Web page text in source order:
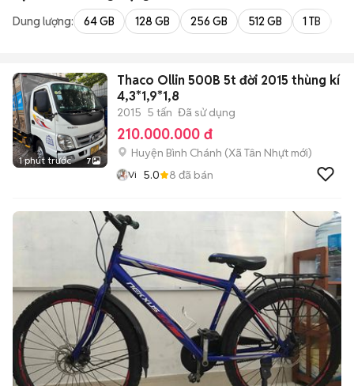
Dung lượng: 64 GB 128 GB 256 GB 512 GB 1 TB
1 phút trước 7
Thaco Ollin 500B 5t đời 2015 thùng kí
4,3*1,9*1,8
2015 5 tấn Đã sử dụng
210.000.000 đ
Huyện Bình Chánh (Xã Tân Nhựt mới)
Vi 5.0 8 đã bán